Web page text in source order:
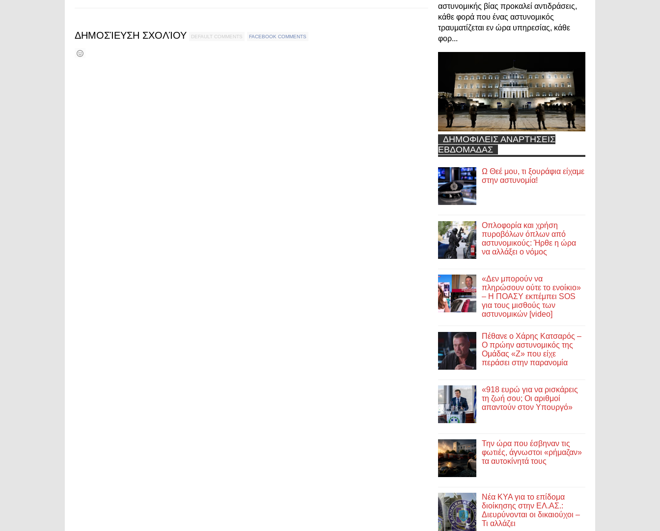
ΔΗΜΟΣΊΕΥΣΗ ΣΧΟΛΊΟΥ DEFAULT COMMENTS FACEBOOK COMMENTS
αστυνομικής βίας προκαλεί αντιδράσεις,
κάθε φορά που ένας αστυνομικός
τραυματίζεται εν ώρα υπηρεσίας, κάθε
φορ...
ΔΗΜΟΦΙΛΕΙΣ ΑΝΑΡΤΗΣΕΙΣ
ΕΒΔΟΜΑΔΑΣ
Ω Θεέ μου, τι ξουράφια είχαμε
στην αστυνομία!
Οπλοφορία και χρήση
πυροβόλων όπλων από
αστυνομικούς: Ήρθε η ώρα
να αλλάξει ο νόμος
«Δεν μπορούν να
πληρώσουν ούτε το ενοίκιο»
– Η ΠΟΑΣΥ εκπέμπει SOS
για τους μισθούς των
αστυνομικών [video]
Πέθανε ο Χάρης Κατσαρός –
Ο πρώην αστυνομικός της
Ομάδας «Ζ» που είχε
περάσει στην παρανομία
«918 ευρώ για να ρισκάρεις
τη ζωή σου; Οι αριθμοί
απαντούν στον Υπουργό»
Την ώρα που έσβηναν τις
φωτιές, άγνωστοι «ρήμαζαν»
τα αυτοκίνητά τους
Νέα ΚΥΑ για το επίδομα
διοίκησης στην ΕΛ.ΑΣ.:
Διευρύνονται οι δικαιούχοι –
Τι αλλάζει